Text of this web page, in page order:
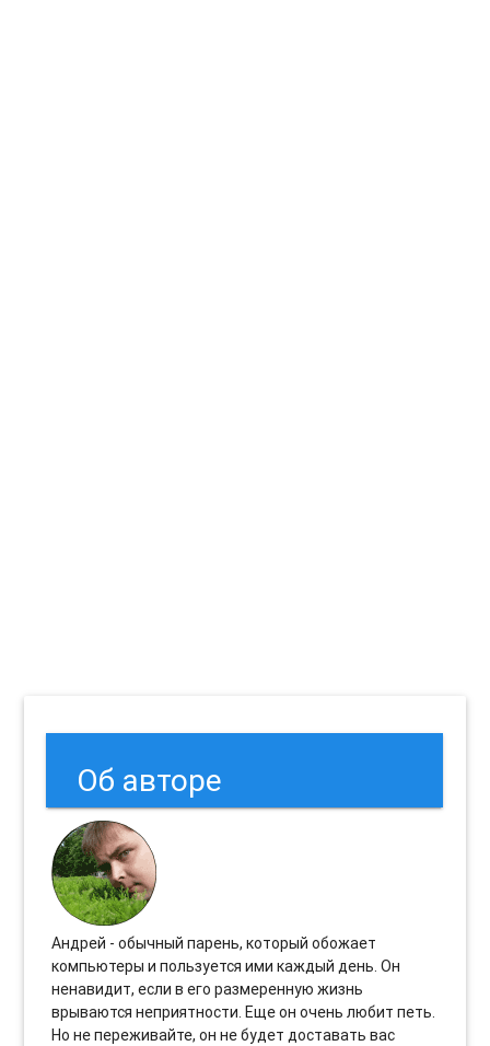
Об авторе
Андрей - обычный парень, который обожает
компьютеры и пользуется ими каждый день. Он
ненавидит, если в его размеренную жизнь
врываются неприятности. Еще он очень любит петь.
Но не переживайте, он не будет доставать вас